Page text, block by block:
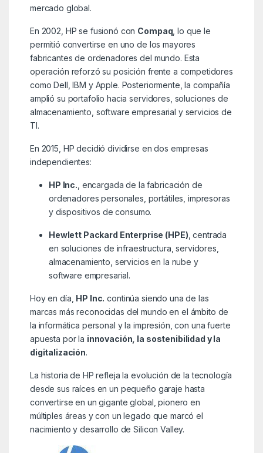
mercado global.
En 2002, HP se fusionó con Compaq , lo que le
permitió convertirse en uno de los mayores
fabricantes de ordenadores del mundo. Esta
operación reforzó su posición frente a competidores
como Dell, IBM y Apple. Posteriormente, la compañía
amplió su portafolio hacia servidores, soluciones de
almacenamiento, software empresarial y servicios de
TI.
En 2015, HP decidió dividirse en dos empresas
independientes:
HP Inc. , encargada de la fabricación de
ordenadores personales, portátiles, impresoras
y dispositivos de consumo.
Hewlett Packard Enterprise (HPE) , centrada
en soluciones de infraestructura, servidores,
almacenamiento, servicios en la nube y
software empresarial.
Hoy en día, HP Inc. continúa siendo una de las
marcas más reconocidas del mundo en el ámbito de
la informática personal y la impresión, con una fuerte
apuesta por la innovación, la sostenibilidad y la
digitalización.
La historia de HP refleja la evolución de la tecnología
desde sus raíces en un pequeño garaje hasta
convertirse en un gigante global, pionero en
múltiples áreas y con un legado que marcó el
nacimiento y desarrollo de Silicon Valley.